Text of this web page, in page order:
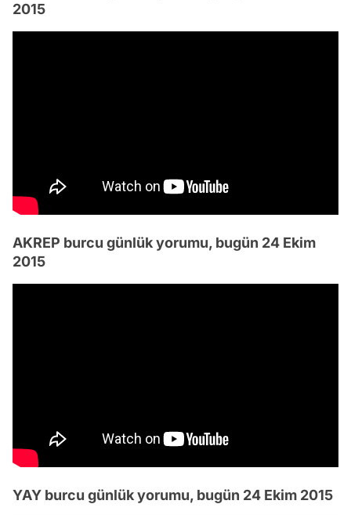
2015
AKREP burcu günlük yorumu, bugün 24 Ekim
2015
YAY burcu günlük yorumu, bugün 24 Ekim 2015